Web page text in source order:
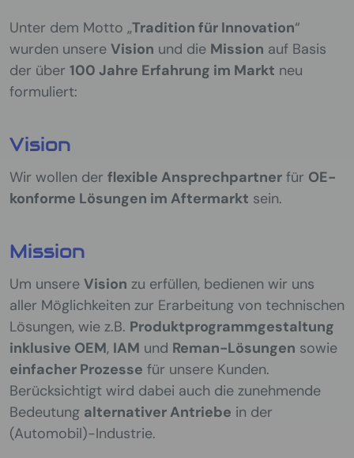
Unter dem Motto „Tradition für Innovation“
wurden unsere Vision und die Mission auf Basis
der über 100 Jahre Erfahrung im Markt neu
formuliert:
Vision
Wir wollen der flexible Ansprechpartner für OE-
konforme Lösungen im Aftermarkt sein.
Mission
Um unsere Vision zu erfüllen, bedienen wir uns
aller Möglichkeiten zur Erarbeitung von technischen
Lösungen, wie z.B. Produktprogrammgestaltung
inklusive OEM, IAM und Reman-Lösungen sowie
einfacher Prozesse für unsere Kunden.
Berücksichtigt wird dabei auch die zunehmende
Bedeutung alternativer Antriebe in der
(Automobil)-Industrie.